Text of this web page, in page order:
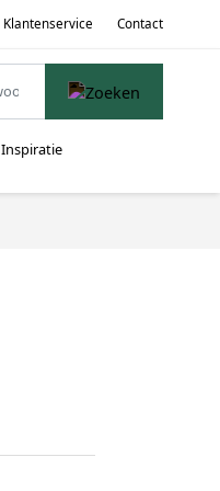
Klantenservice Contact
Inspiratie